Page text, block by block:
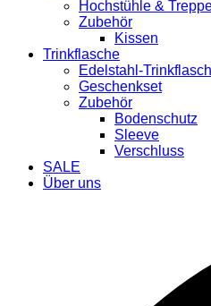
Hochstühle &
Zubehör
Kissen
Trinkflasche
Edelstahl-
Geschenkset
Zubehör
Bodenschutz
Sleeve
Verschluss
SALE
Über uns